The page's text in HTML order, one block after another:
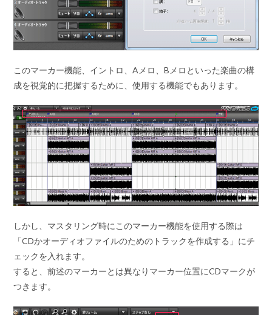
このマーカー機能、イントロ、Aメロ、Bメロといった楽曲の構
成を視覚的に把握するために、使用する機能でもあります。
しかし、マスタリング時にこのマーカー機能を使用する際は
「CDかオーディオファイルのためのトラックを作成する」にチ
ェックを入れます。
すると、前述のマーカーとは異なりマーカー位置にCDマークが
つきます。